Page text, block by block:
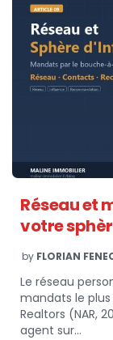
Réseau et
votre
POSTED
BY
by FLORIAN
Le réseau
mandats le
Realtors (NAR,
agent sur…